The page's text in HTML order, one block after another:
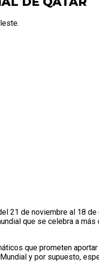
21 de noviembre al 18
que se celebra a
que prometen
y por supuesto,